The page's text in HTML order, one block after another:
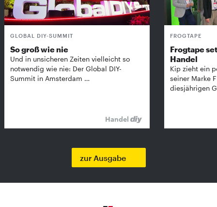
GLOBAL DIY-SUMMIT
So groß wie nie
Und in unsicheren Zeiten vielleicht so
notwendig wie nie: Der Global DIY-
Summit in Amsterdam …
Handel
FROGTAPE
Frogtape
Handel
Kip zieht ein
seiner Marke
diesjährigen
zur Ausgabe